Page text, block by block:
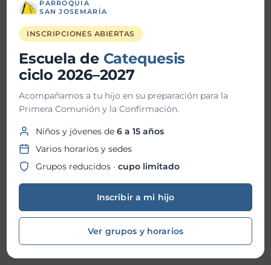
Fiesta Patronal 2026
Historial de Noticias
junio 2026
mayo 2026
abril 2026
marzo 2026
febrero 2026
PARROQUIA
SAN JOSEMARÍA
INSCRIPCIONES ABIERTAS
Escuela de Catequesis
ciclo 2026–2027
Acompañamos a tu hijo en su preparación para la
Primera Comunión y la Confirmación.
Niños y jóvenes de6 a 15 años
Varios horarios y sedes
Grupos reducidos ·cupo limitado
Inscribir a mi hijo
Ver grupos y horarios